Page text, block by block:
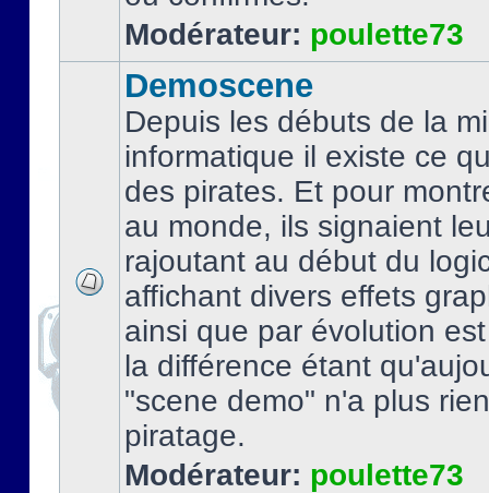
Modérateur: poulette73
Demoscene
Depuis les débuts de la
informatique il existe ce
des pirates. Et pour
au monde, ils signaient
rajoutant au début du
affichant divers effets
ainsi que par évolution
la différence étant
"scene demo" n'a plus
piratage.
Modérateur: poulette73